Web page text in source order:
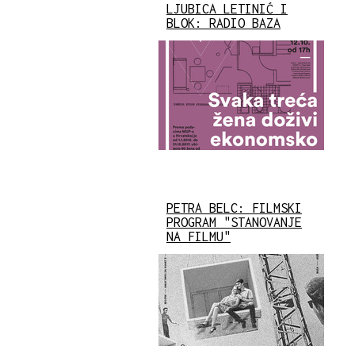
LJUBICA LETINIĆ I
BLOK: RADIO BAZA
PETRA BELC: FILMSKI
PROGRAM "STANOVANJE
NA FILMU"